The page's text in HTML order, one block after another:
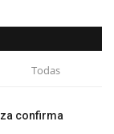
Todas
confirma